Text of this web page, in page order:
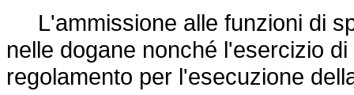
L'ammissione alle funzioni di
nelle dogane nonché l'esercizio
regolamento per l'esecuzione